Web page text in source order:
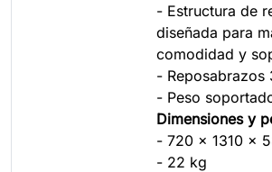
- Estructura de
diseñada para
comodidad y
- Reposabrazos
- Peso
Dimensiones y
- 720 x 1310 x
- 22 kg